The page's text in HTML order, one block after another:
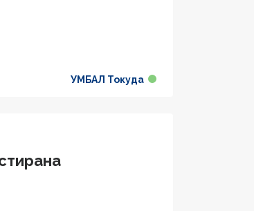
УМБАЛ Токуда